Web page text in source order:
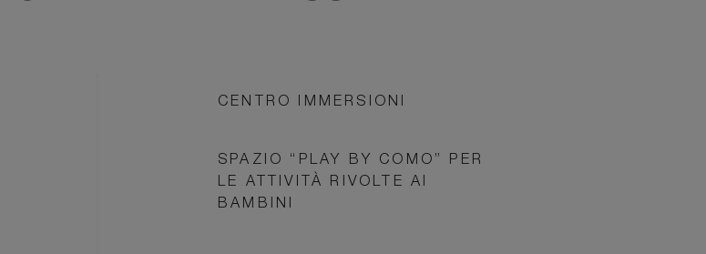
CENTRO IMMERSIONI
SPAZIO “PLAY BY COMO” PER
LE ATTIVITÀ RIVOLTE AI
BAMBINI